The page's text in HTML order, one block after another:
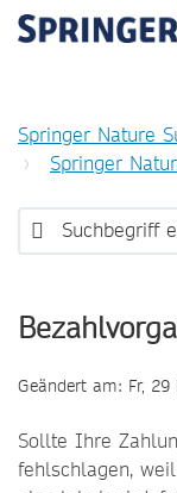
Springer Nature
Springer
Geändert am: Fr, 29
Sollte Ihre
fehlschlagen,